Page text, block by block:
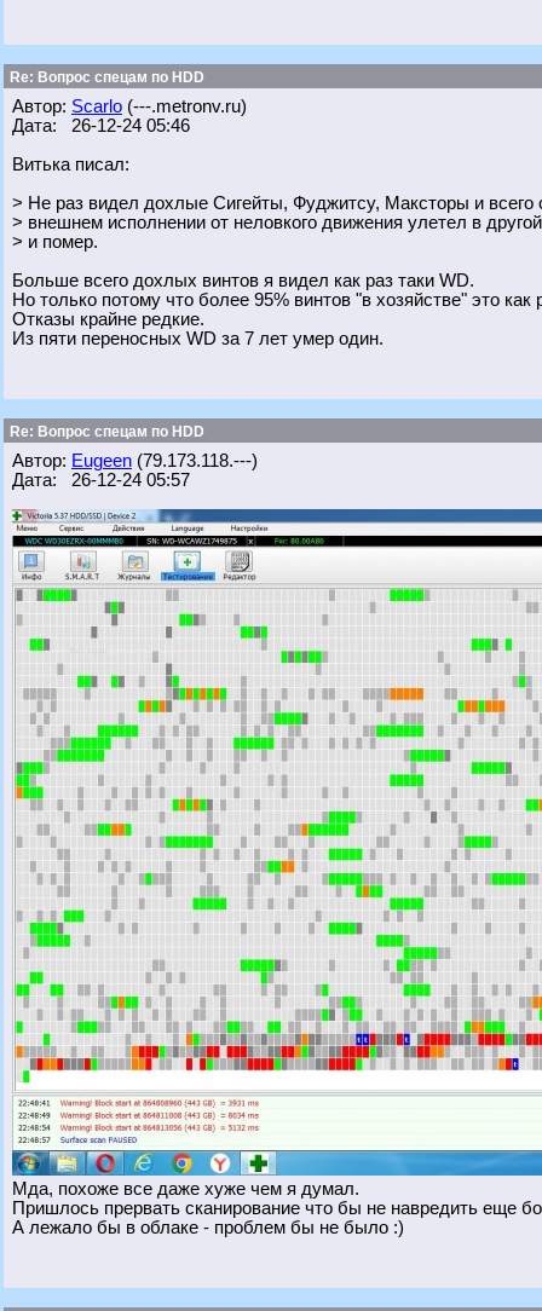
Re: Вопрос спецам по HDD
Автор: Scarlo (---.metronv.ru)
Дата: 26-12-24 05:46
Витька писал:
> Не раз видел дохлые Сигейты, Фуджитсу, Максторы и всего
> внешнем исполнении от неловкого движения улетел в
> и помер.
Больше всего дохлых винтов я видел как раз таки WD.
Но только потому что более 95% винтов "в хозяйстве" это как
Отказы крайне редкие.
Из пяти переносных WD за 7 лет умер один.
Re: Вопрос спецам по HDD
Автор: Eugeen (79.173.118.---)
Дата: 26-12-24 05:57
Мда, похоже все даже хуже чем я думал.
Пришлось прервать сканирование что бы не навредить еще
А лежало бы в облаке - проблем бы не было :)